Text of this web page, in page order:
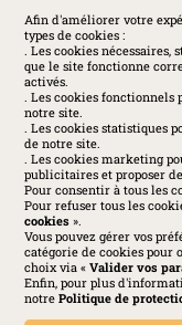
Afin d'améliorer votre
types de cookies :
. Les cookies
que le site fonctionne
activés.
. Les cookies
notre site.
. Les cookies statistiques
de notre site.
. Les cookies marketing
publicitaires et proposer
Pour consentir à tous les
Pour refuser tous les
cookies».
Vous pouvez gérer vos
catégorie de cookies pour
choix via « Valider vos
Enfin, pour plus
notre Politique de
SOCIAL
Huchez 2016©
Mentions légales